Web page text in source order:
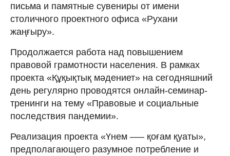
письма и памятные сувениры от имени
столичного проектного офиса «Рухани
жаңғыру».
Продолжается работа над повышением
правовой грамотности населения. В рамках
проекта «Құқықтық мəдениет» на сегодняшний
день регулярно проводятся онлайн-семинар-
тренинги на тему «Правовые и социальные
последствия пандемии».
Реализация проекта «Үнем —– қоғам қуаты»,
предполагающего разумное потребление и